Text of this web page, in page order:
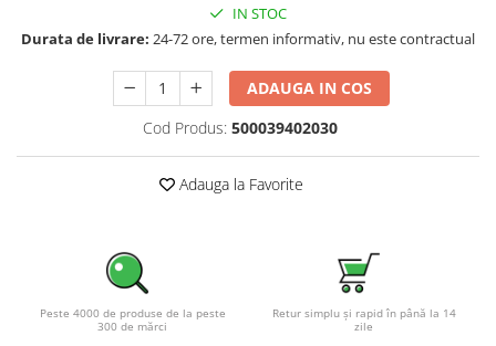
Sisteme de stocare energie
LiFePO4
Pachete complete stocare energie
Sisteme de Stocare Comerciale
Sisteme fotovoltaice complete
Sisteme fotovoltaice de putere
Pachete sisteme fotovoltaice
Statii de incarcare vehicule
IN STOC
Durata de livrare: 24-72 ore, termen informativ, nu este contractual
ADAUGA IN COS
Cod Produs: 500039402030
Adauga la Favorite
Peste 4000 de produse de la peste
300 de mărci
Retur simplu și rapid în până la 14
zile